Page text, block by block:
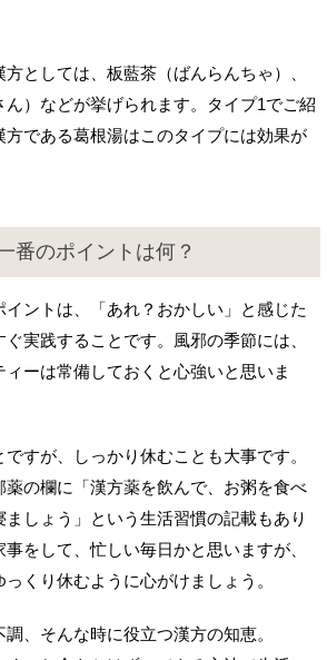
としては、板藍茶（ばんらんちゃ）、
）などが挙げられます。タイプ1でご紹
である葛根湯はこのタイプには効果が
番のポイントは何？
イントは、「あれ？おかしい」と感じた
実践することです。風邪の季節には、
ーは常備しておくと心強いと思いま
すが、しっかり休むことも大事です。
の欄に「漢方薬を飲んで、お粥を食べ
しょう」という生活習慣の記載もあり
をして、忙しい毎日かと思いますが、
くり休むように心がけましょう。
、そんな時に役立つ漢方の知恵。